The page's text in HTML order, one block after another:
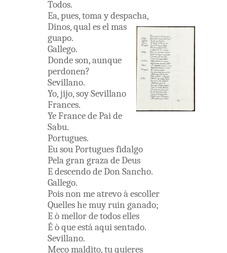
Todos.
Ea,pues,tomaydespacha,
Dinos,qualeselmas
guapo.
Gallego.
Dondeson,aunque
perdonen?
Sevillano.
Yo,jijo,soySevillano
Frances.
YeFrancedePaide
Sabu.
Portugues.
EusouPortuguesfidalgo
Pelagran grazadeDeus
EdescendodeDon Sancho.
Gallego.
Poisnon meatrevoàescoller
Quelleshemuyruin ganado;
Eòmellordetodoselles
Éòqueestáaquisentado.
Sevillano.
Mecomaldito,tuquieres